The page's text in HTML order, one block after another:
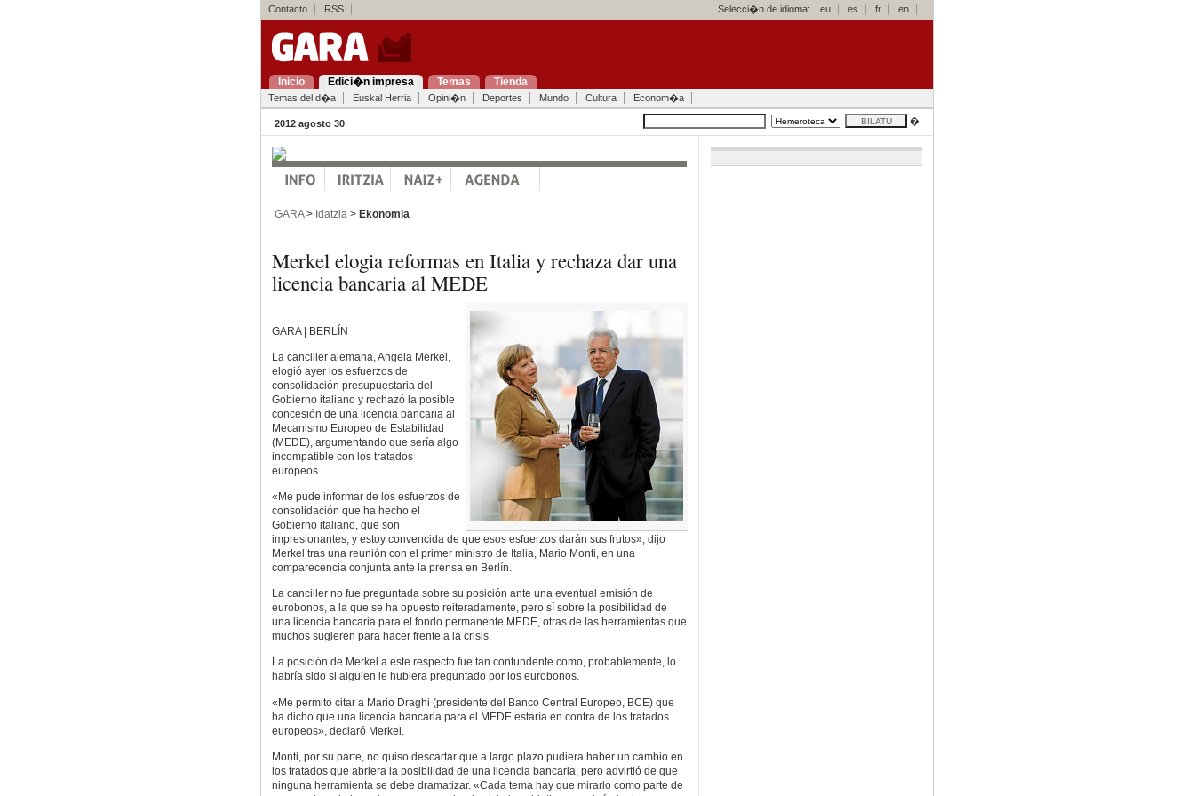
Contacto RSS Selecci�n de idioma: eu es fr en
Inicio Edici�n impresa Temas Tienda
Temas del d�a Euskal Herria Opini�n Deportes Mundo Cultura Econom�a
2012 agosto 30 �
GARA> Idatzia > Ekonomia
Merkel elogia reformas en Italia y rechaza dar una
licencia bancaria al MEDE
GARA | BERLÍN
La canciller alemana, Angela Merkel,
elogió ayer los esfuerzos de
consolidación presupuestaria del
Gobierno italiano y rechazó la posible
concesión de una licencia bancaria al
Mecanismo Europeo de Estabilidad
(MEDE), argumentando que sería algo
incompatible con los tratados
europeos.
«Me pude informar de los esfuerzos de
consolidación que ha hecho el
Gobierno italiano, que son
impresionantes, y estoy convencida de que esos esfuerzos darán sus frutos», dijo
Merkel tras una reunión con el primer ministro de Italia, Mario Monti, en una
comparecencia conjunta ante la prensa en Berlín.
La canciller no fue preguntada sobre su posición ante una eventual emisión de
eurobonos, a la que se ha opuesto reiteradamente, pero sí sobre la posibilidad de
una licencia bancaria para el fondo permanente MEDE, otras de las herramientas que
muchos sugieren para hacer frente a la crisis.
La posición de Merkel a este respecto fue tan contundente como, probablemente, lo
habría sido si alguien le hubiera preguntado por los eurobonos.
«Me permito citar a Mario Draghi (presidente del Banco Central Europeo, BCE) que
ha dicho que una licencia bancaria para el MEDE estaría en contra de los tratados
europeos», declaró Merkel.
Monti, por su parte, no quiso descartar que a largo plazo pudiera haber un cambio en
los tratados que abriera la posibilidad de una licencia bancaria, pero advirtió de que
ninguna herramienta se debe dramatizar. «Cada tema hay que mirarlo como parte de